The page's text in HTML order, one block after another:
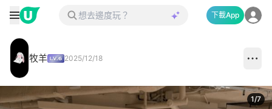
下載App
牧羊 2025/12/18
1/7